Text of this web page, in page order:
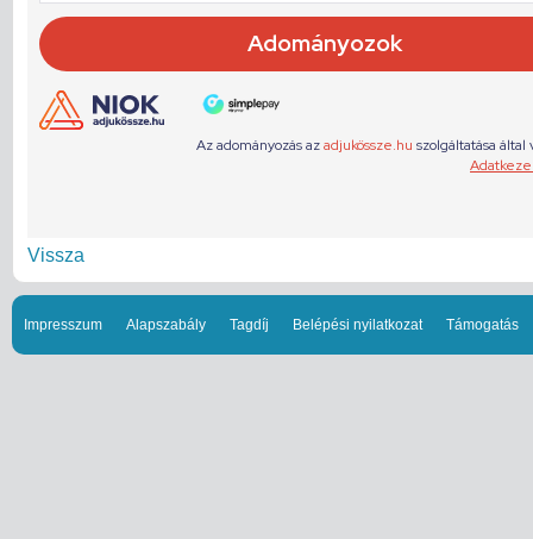
Vissza
Impresszum Alapszabály Tagdíj Belépési nyilatkozat Támogatás